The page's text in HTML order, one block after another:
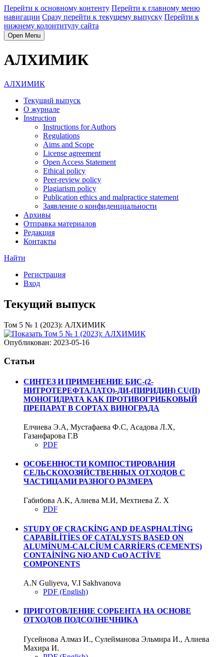
Перейти к основному контенту Перейти к главному меню
навигации Сразу перейти к текущему выпуску Перейти к
нижнему колонтитулу сайта
Open Menu
АЛХИМИК
АЛХИМИК
Текущий выпуск
О журнале
Instruction
Instructions for Authors
Regulations
Aims and Scope
License agreement
Open Access Statement
Ethical policy
Peer-review policy
Plagiarism policy
Publication ethics and malpractice statement
Заявление о конфиденциальности
Архивы
Отправка материалов
Редакция
Контакты
Найти
Регистрация
Вход
Текущий выпуск
Том 5 № 1 (2023): АЛХИМИК
Опубликован: 2023-05-16
Статьи
СИНТЕЗ И ПРИМЕНЕНИЕ БИС-(2-
НИТРОТЕРЕФТАЛАТО)-ДИ-(ПИРИДИН) CU(II)
МОНОГИДРАТА КАК ПРОТИВОГРИБКОВЫЙ
ПРЕПАРАТ В СОРТАХ ВИНОГРАДА
Елчиева Э.А, Мустафаева Ф.С, Асадова Л.Х,
Газанфарова Г.В
PDF
ОСОБЕННОСТИ КОМПОСТИРОВАНИЯ
СЕЛЬСКОХОЗЯЙСТВЕННЫХ ОТХОДОВ С
ЧАСТИЦАМИ РАЗНОГО РАЗМЕРА
Габибова A.K, Алиева М.И, Meхтиева Z. Х
PDF
STUDY OF CRACKİNG AND DEASPHALTİNG
CAPABİLİTİES OF CATALYSTS BASED ON
ALUMİNUM-CALCİUM CARRİERS (CEMENTS)
CONTAİNİNG NiO AND CuO ACTİVE
COMPONENTS
A.N Guliyeva, V.I Sakhvanova
PDF (English)
ПРИГОТОВЛЕНИЕ СОРБЕНТА НА ОСНОВЕ
ОТХОДОВ ПОДСОЛНЕЧНИКА
Гусейнова Алмаз И., Сулейманова Эльмира И., Алиева
Махира И.